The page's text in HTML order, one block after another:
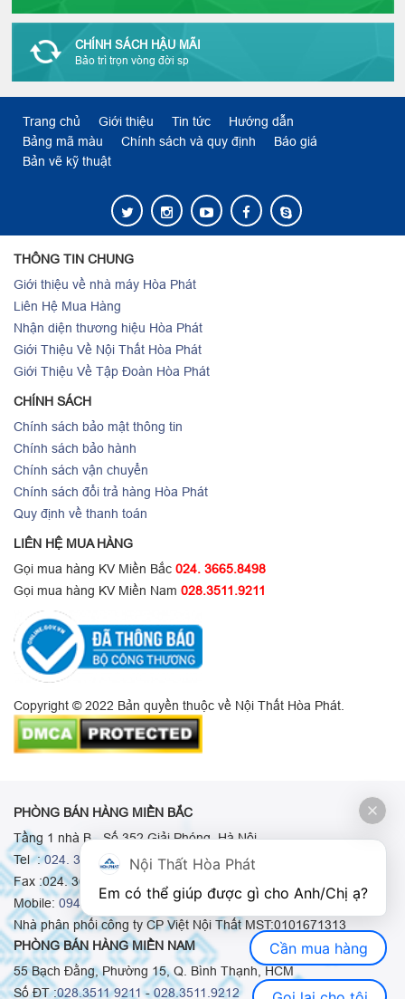
CHÍNH SÁCH HẬU MÃI
Bảo trì trọn vòng đời sp
Trang chủ Giới thiệu Tin tức
Hướng dẫn
Bảng mã màu
Chính sách và quy định
Báo giá
Bản vẽ kỹ thuật
THÔNG TIN CHUNG
Giới thiệu về nhà máy Hòa Phát
Liên Hệ Mua Hàng
Nhận diện thương hiệu Hòa Phát
Giới Thiệu Về Nội Thất Hòa Phát
Giới Thiệu Về Tập Đoàn Hòa Phát
CHÍNH SÁCH
Chính sách bảo mật thông tin
Chính sách bảo hành
Chính sách vận chuyển
Chính sách đổi trả hàng Hòa Phát
Quy định về thanh toán
LIÊN HỆ MUA HÀNG
Gọi mua hàng KV Miền Bắc 024. 3665.8498
Gọi mua hàng KV Miền Nam 028.3511.9211
Copyright © 2022 Bản quyền thuộc về Nội Thất Hòa Phát.
PHÒNG BÁN HÀNG MIỀN BẮC
Tầng 1 nhà B - Số 352 Giải Phóng, Hà Nội
Tel :024. 3665 8498-024. 3665 8966-024. 3665 8993
Fax :024. 3664.9379
Mobile: 0948.511.555- 0973.375.668- 0942.155.688
Nhà phân phối công ty CP Việt Nội Thất MST:0101671313
PHÒNG BÁN HÀNG MIỀN NAM
55 Bạch Đằng, Phường 15, Q. Bình Thạnh, HCM
Số ĐT :028.3511 9211-028.3511.9212
Nội Thất Hòa Phát
Cần mua hàng